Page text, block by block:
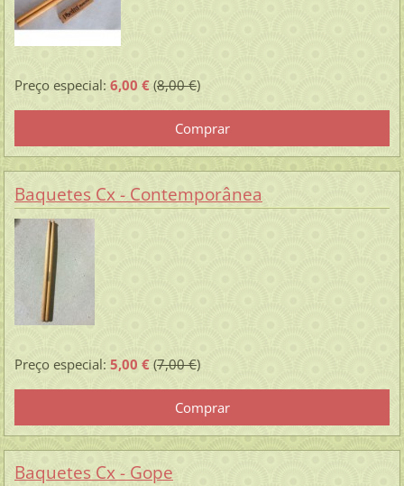
Preço especial: 6,00 €(8,00 €)
Baquetes Cx - Contemporânea
Preço especial: 5,00 €(7,00 €)
Baquetes Cx - Gope